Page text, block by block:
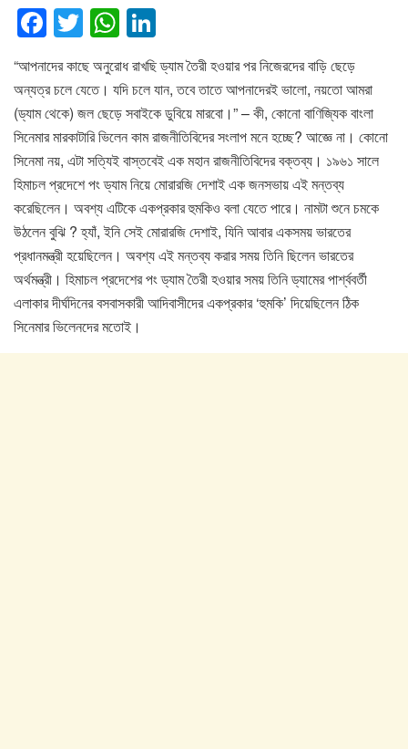
F
a
c
e
b
o
o
k
T
wi
tt
er
W
h
at
s
A
p
p
n
k
e
dI
n
“আপনাদের কাছে অনুরোধ রাখছি ড্যাম তৈরী হওয়ার পর নিজেরদের বাড়ি ছেড়ে
অন্যত্র চলে যেতে। যদি চলে যান, তবে তাতে আপনাদেরই ভালো, নয়তো আমরা
(ড্যাম থেকে) জল ছেড়ে সবাইকে ডুবিয়ে মারবো।” – কী, কোনো বাণিজ্যিক বাংলা
সিনেমার মারকাটারি ভিলেন কাম রাজনীতিবিদের সংলাপ মনে হচ্ছে? আজ্ঞে না। কোনো
সিনেমা নয়, এটা সত্যিই বাস্তবেই এক মহান রাজনীতিবিদের বক্তব্য। ১৯৬১ সালে
হিমাচল প্রদেশে পং ড্যাম নিয়ে মোরারজি দেশাই এক জনসভায় এই মন্তব্য
করেছিলেন। অবশ্য এটিকে একপ্রকার হুমকিও বলা যেতে পারে। নামটা শুনে চমকে
উঠলেন বুঝি ? হ্যাঁ, ইনি সেই মোরারজি দেশাই, যিনি আবার একসময় ভারতের
প্রধানমন্ত্রী হয়েছিলেন। অবশ্য এই মন্তব্য করার সময় তিনি ছিলেন ভারতের
অর্থমন্ত্রী। হিমাচল প্রদেশের পং ড্যাম তৈরী হওয়ার সময় তিনি ড্যামের পার্শ্ববর্তী
এলাকার দীর্ঘদিনের বসবাসকারী আদিবাসীদের একপ্রকার ‘হুমকি’ দিয়েছিলেন ঠিক
সিনেমার ভিলেনদের মতোই।